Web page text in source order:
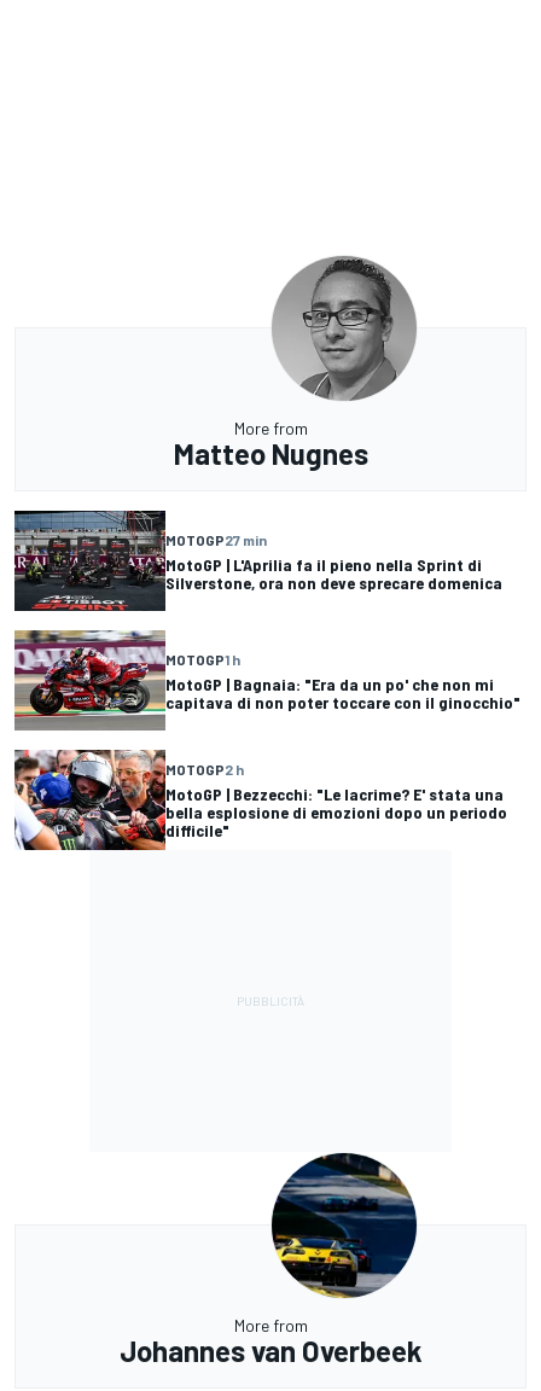
More from
Matteo Nugnes
MOTOGP27 min
MotoGP | L'Aprilia fa il pieno nella Sprint di
Silverstone, ora non deve sprecare domenica
MOTOGP1 h
MotoGP | Bagnaia: "Era da un po' che non mi
capitava di non poter toccare con il ginocchio"
MOTOGP2 h
MotoGP | Bezzecchi: "Le lacrime? E' stata una
bella esplosione di emozioni dopo un periodo
difficile"
More from
Johannes van Overbeek